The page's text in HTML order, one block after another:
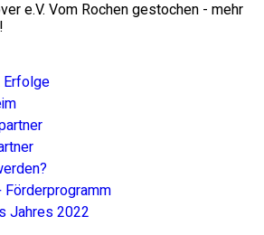
e.V. Vom Rochen gestochen - mehr
Erfolge
Förderprogramm
Jahres 2022